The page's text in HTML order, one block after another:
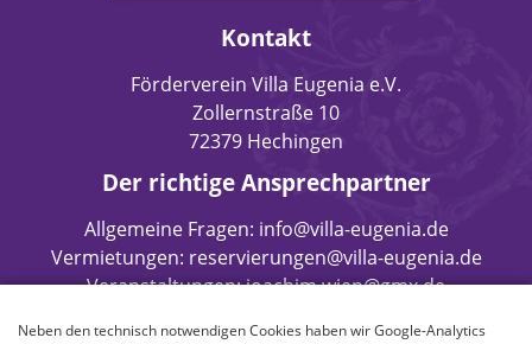
Kontakt
Förderverein Villa Eugenia e.V.
Zollernstraße 10
72379 Hechingen
Der richtige Ansprechpartner
Allgemeine Fragen: info@villa-eugenia.de
Vermietungen: reservierungen@villa-eugenia.de
Veranstaltungen:joachim.wien@gmx.de
Neben den technisch notwendigen Cookies haben wir Google-Analytics